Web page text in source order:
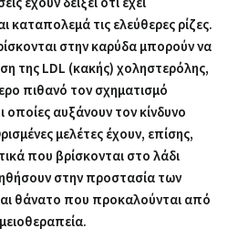
καταπολεμά τις ελεύθερες ρίζες.
στην καρύδα μπορούν να
της LDL (κακής) χοληστερόλης,
πιθανό τον σχηματισμό
οποίες αυξάνουν τον κίνδυνο
μελέτες έχουν, επίσης,
που βρίσκονται στο λάδι
στην προστασία των
θάνατο που προκαλούνται από